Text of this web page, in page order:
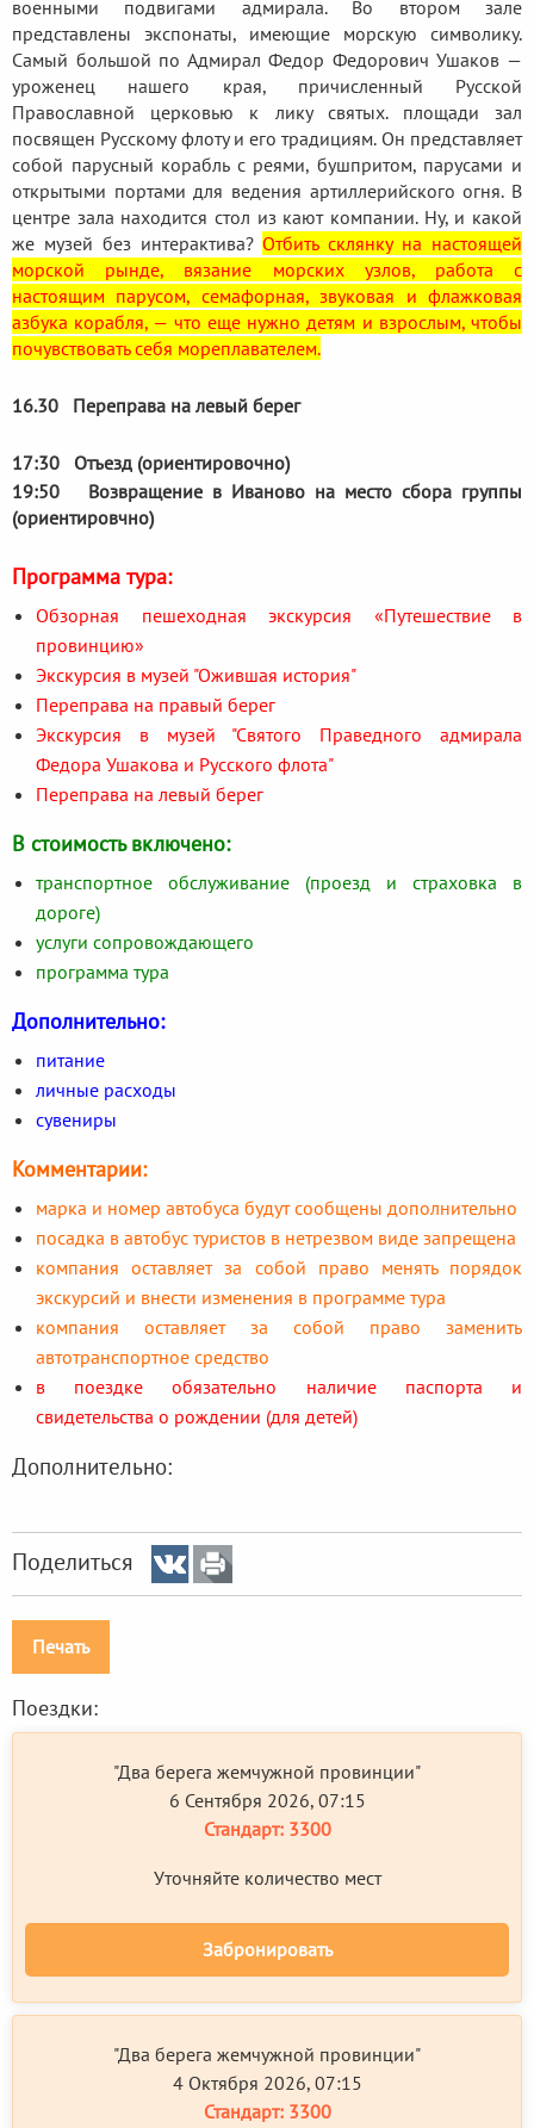
военными подвигами адмирала. Во втором зале
представлены экспонаты, имеющие морскую символику.
Самый большой по Адмирал Федор Федорович Ушаков —
уроженец нашего края, причисленный Русской
Православной церковью к лику святых. площади зал
посвящен Русскому флоту и его традициям. Он представляет
собой парусный корабль с реями, бушпритом, парусами и
открытыми портами для ведения артиллерийского огня. В
центре зала находится стол из кают компании. Ну, и какой
же музей без интерактива?Отбить склянку на настоящей
морской рынде, вязание морских узлов, работа с
настоящим парусом, семафорная, звуковая и флажковая
азбука корабля, — что еще нужно детям и взрослым, чтобы
почувствовать себя мореплавателем.
16.30 Переправа на левый берег
17:30 Отъезд (ориентировочно)
19:50 Возвращение в Иваново на место сбора группы
(ориентировчно)
Программа тура:
Обзорная пешеходная экскурсия «Путешествие в
провинцию»
Экскурсия в музей "Ожившая история"
Переправа на правый берег
Экскурсия в музей "Святого Праведного адмирала
Федора Ушакова и Русского флота"
Переправа на левый берег
В стоимость включено:
транспортное обслуживание (проезд и страховка в
дороге)
услуги сопровождающего
программа тура
Дополнительно:
питание
личные расходы
сувениры
Комментарии:
марка и номер автобуса будут сообщены дополнительно
посадка в автобус туристов в нетрезвом виде запрещена
компания оставляет за собой право менять порядок
экскурсий и внести изменения в программе тура
компания оставляет за собой право заменить
автотранспортное средство
в поездке обязательно наличие паспорта и
свидетельства о рождении (для детей)
Дополнительно:
Поделиться
Печать
Поездки:
"Два берега жемчужной провинции"
6 Сентября 2026, 07:15
Стандарт:3300
Уточняйте количество мест
Забронировать
"Два берега жемчужной провинции"
4 Октября 2026, 07:15
Стандарт:3300